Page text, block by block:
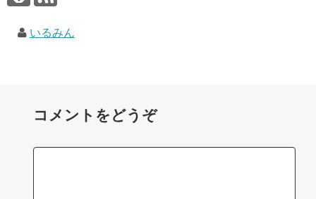
いるみん
コメントをどうぞ